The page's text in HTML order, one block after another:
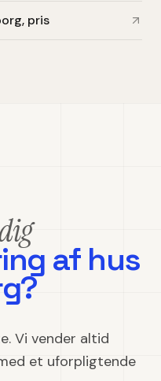
pris
af hus
?
Vi vender altid
et uforpligtende